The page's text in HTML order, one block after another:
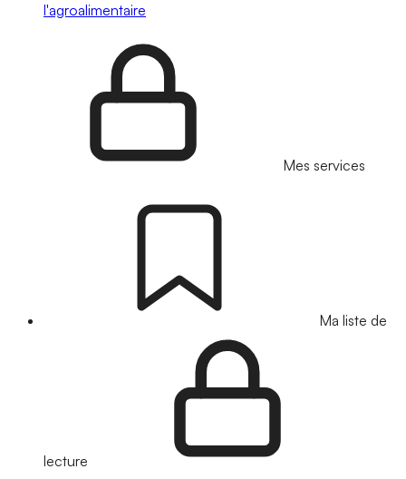
l'agroalimentaire
Mes services
Ma liste de
lecture